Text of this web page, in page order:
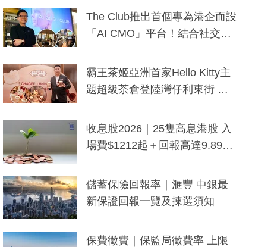
The Club推出首個專為港企而設
「AI CMO」平台！結合社交聆
分鐘生成「貼地」宣傳短片
霸王茶姬亞洲首家Hello Kitty主
題超級茶倉登陸灣仔利東街 推
y及香港限定特調系列
收息股2026｜25隻高息港股 入
場費$1212起＋回報高達9.89
儲蓄保險回報率｜滙豐 中銀最
新保證回報一覽及揀選須知
保費徵費｜保監局徵費率 上限